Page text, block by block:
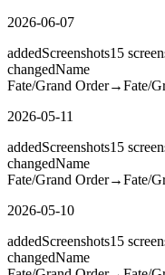
2026-06-07
addedScreenshots15
changedName
Fate/Grand Order→Fate/
2026-05-11
addedScreenshots15
changedName
Fate/Grand Order→Fate/
2026-05-10
addedScreenshots15
changedName